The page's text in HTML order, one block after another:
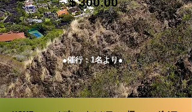
●催行：1名より●
​～